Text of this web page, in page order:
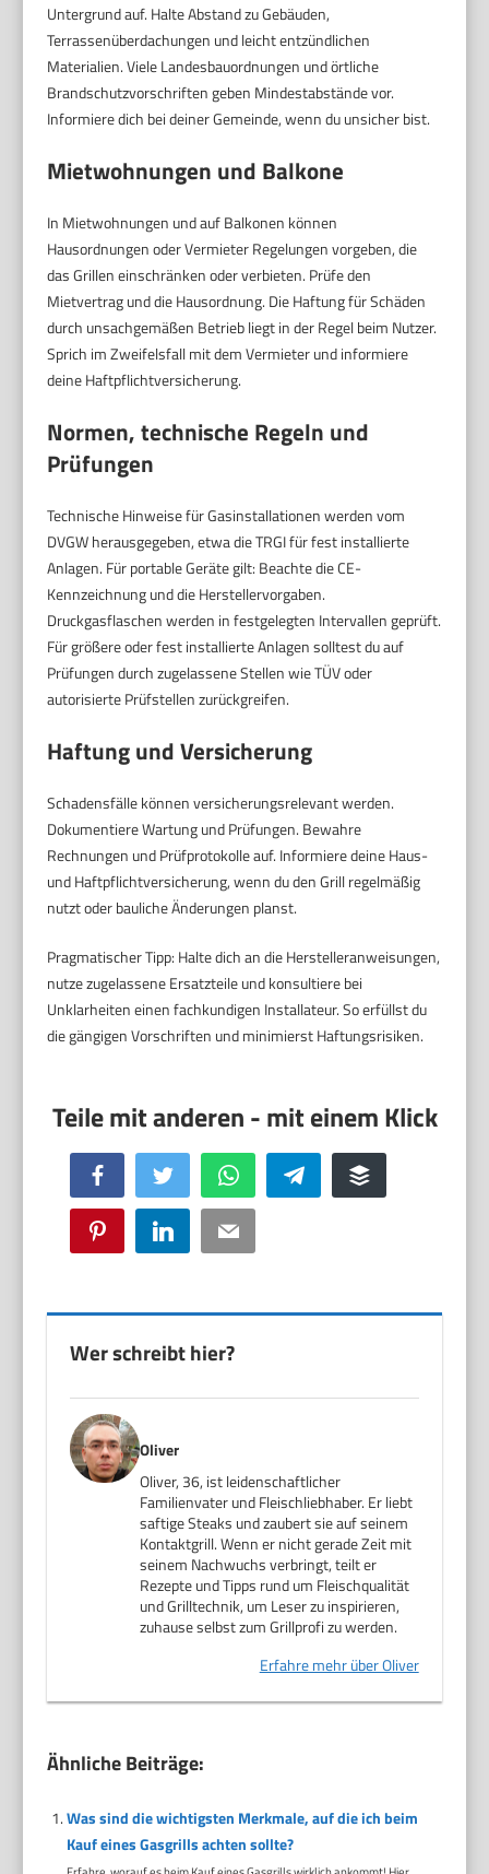
Untergrund auf. Halte Abstand zu Gebäuden,
Terrassenüberdachungen und leicht entzündlichen
Materialien. Viele Landesbauordnungen und örtliche
Brandschutzvorschriften geben Mindestabstände vor.
Informiere dich bei deiner Gemeinde, wenn du unsicher bist.
Mietwohnungen und Balkone
In Mietwohnungen und auf Balkonen können
Hausordnungen oder Vermieter Regelungen vorgeben, die
das Grillen einschränken oder verbieten. Prüfe den
Mietvertrag und die Hausordnung. Die Haftung für Schäden
durch unsachgemäßen Betrieb liegt in der Regel beim Nutzer.
Sprich im Zweifelsfall mit dem Vermieter und informiere
deine Haftpflichtversicherung.
Normen, technische Regeln und
Prüfungen
Technische Hinweise für Gasinstallationen werden vom
DVGW herausgegeben, etwa die TRGI für fest installierte
Anlagen. Für portable Geräte gilt: Beachte die CE-
Kennzeichnung und die Herstellervorgaben.
Druckgasflaschen werden in festgelegten Intervallen geprüft.
Für größere oder fest installierte Anlagen solltest du auf
Prüfungen durch zugelassene Stellen wie TÜV oder
autorisierte Prüfstellen zurückgreifen.
Haftung und Versicherung
Schadensfälle können versicherungsrelevant werden.
Dokumentiere Wartung und Prüfungen. Bewahre
Rechnungen und Prüfprotokolle auf. Informiere deine Haus-
und Haftpflichtversicherung, wenn du den Grill regelmäßig
nutzt oder bauliche Änderungen planst.
Pragmatischer Tipp: Halte dich an die Herstelleranweisungen,
nutze zugelassene Ersatzteile und konsultiere bei
Unklarheiten einen fachkundigen Installateur. So erfüllst du
die gängigen Vorschriften und minimierst Haftungsrisiken.
Facebook Twitter WhatsApp Telegram Buffer
Pinterest LinkedIn Email
Wer schreibt hier?
Oliver
Oliver, 36, ist leidenschaftlicher
Familienvater und Fleischliebhaber. Er liebt
saftige Steaks und zaubert sie auf seinem
Kontaktgrill. Wenn er nicht gerade Zeit mit
seinem Nachwuchs verbringt, teilt er
Rezepte und Tipps rund um Fleischqualität
und Grilltechnik, um Leser zu inspirieren,
zuhause selbst zum Grillprofi zu werden.
Erfahre mehr über Oliver
Ähnliche Beiträge:
Was sind die wichtigsten Merkmale, auf die ich beim
Kauf eines Gasgrills achten sollte?